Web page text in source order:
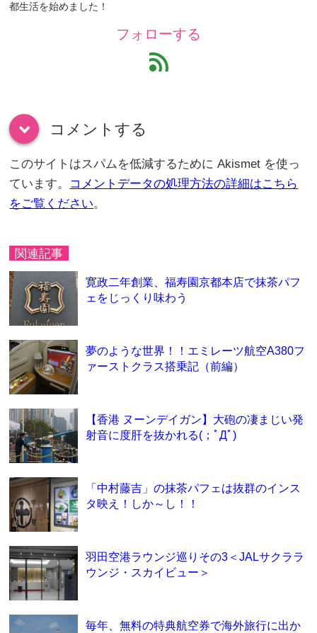
都生活を始めました！
フォローする
feed
down コメントする
このサイトはスパムを低減するために Akismet を使っ
ています。 コメントデータの処理方法の詳細はこちら
をご覧ください。
関連記事
寛政二年創業、福寿園京都本店で抹茶パフ
ェをじっくり味わう
夢のような世界！！エミレーツ航空A380フ
ァーストクラス搭乗記（前編）
【香港 ヌーンデイガン】大砲の凄まじい発
射音に度肝を抜かれる(；ﾟДﾟ)
「中村藤吉」の抹茶パフェは抜群のインス
タ映え！しか～し！！
羽田空港ラウンジ巡りその3＜JALサクララ
ウンジ・スカイビュー＞
毎年、無料の特典航空券で海外旅行に出か